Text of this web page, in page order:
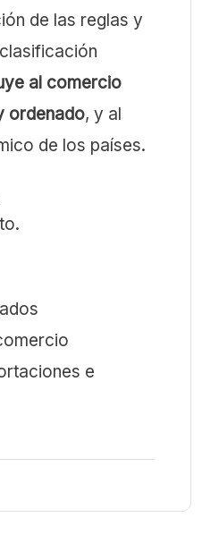
de las reglas y
al comercio
ordenado, y al
de los países.
e